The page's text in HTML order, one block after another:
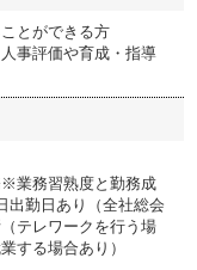
とができる方
事評価や育成・指導
業務習熟度と勤務成
出勤日あり（全社総会
テレワークを行う場
する場合あり）